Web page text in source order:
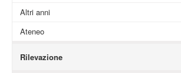
Altri anni
Ateneo
Rilevazione